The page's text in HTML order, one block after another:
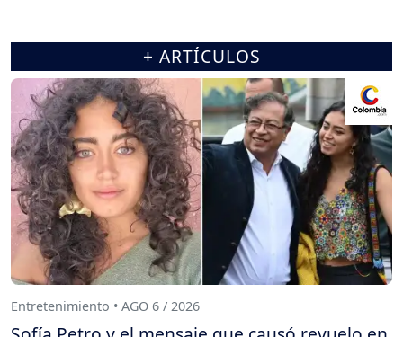
+ ARTÍCULOS
Entretenimiento • AGO 6 / 2026